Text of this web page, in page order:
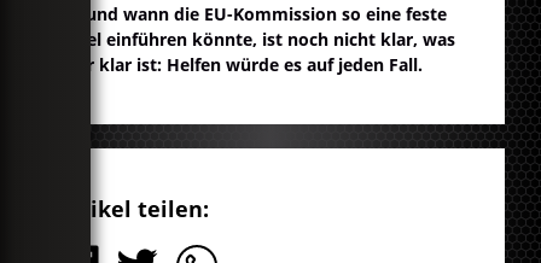
Ob und wann die EU-Kommission so eine feste
Regel einführen könnte, ist noch nicht klar, was
aber klar ist: Helfen würde es auf jeden Fall.
Artikel teilen: